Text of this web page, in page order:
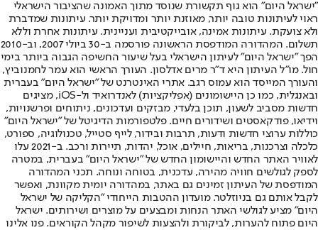
"ישראל היום" הוא גוף תקשורת שנוסד מתוך האמונה שהציבור הישראלי
ראוי לעיתונות טובה יותר, מאוזנת יותר ומדויקת יותר. עיתונות שמדברת
ולא צועקת. עיתונות אמינה, אובייקטיבית ועניינית. עיתונות אחרת וללא
תשלום. המהדורה המודפסת הראשונה פורסמה ב-30 ביולי 2007, וב-2010
הפך "ישראל היום" לעיתון הישראלי בעל שיעור החשיפה הגבוה ביותר בימי
חול. מו"ל העיתון היא ד"ר מרים אדלסון. העורך הראשי הוא עמר לחמנוביץ,
והעורך המייסד הוא עמוס רגב. אתרי האינטרנט של "ישראל היום" בעברית
ובאנגלית, כמו כן היישומונים (אפליקציות) לאנדרואיד ול-iOS, מציגים
חדשות מסביב לשעון, תוכן בלעדי, מבזקים ועדכונים, ניתוחים ופרשנויות,
וידיאו, פודקאסטים ושידורים חיים. פלטפורמות הדיגיטל של "ישראל היום"
כוללות ערוצי חדשות ודעות, תרבות ובידור, לייף סטייל, טכנולוגיה, ספורט,
כלכלה וצרכנות, בריאות, חיילים, אוכל, יהדות, תיירות ורכב. ב-2021 עלו
לאוויר האתר החדש והיישומון החדש של "ישראל היום" בעברית, במטרה
לספק לגולשים חוויה מהירה, עדכנית, בטוחה ונוחה. תכני המהדורה
המודפסת של העיתון זמינים גם באתר, במהדורה יומית מקוונת, ואפשר
לקבל אותם גם בניוזלטר. מועדון ההטבות הייחודי "הקליקה של ישראל
היום" מציע לגולשי האתר הנחות ומבצעים על מוצרים ושירותים. ישראל
היום פתוח להערות, לביקורת ולהצעות לשיפור מקהל הקוראים. פנו אלינו